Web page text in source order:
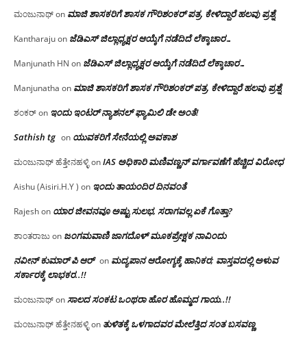
ಮಂಜುನಾಥ್on ಮಾಜಿ ಶಾಸಕರಿಗೆ ಶಾಸಕ ಗೌರಿಶಂಕರ್ ಪತ್ರ, ಕೇಳಿದ್ದಾರೆ ಹಲವು ಪ್ರಶ್ನೆ
Kantharajuon ಜೆಡಿಎಸ್ ಜಿಲ್ಲಾಧ್ಯಕ್ಷರ ಆಯ್ಕೆಗೆ ನಡೆದಿದೆ ಲೆಕ್ಕಾಚಾರ…
Manjunath HN on ಜೆಡಿಎಸ್ ಜಿಲ್ಲಾಧ್ಯಕ್ಷರ ಆಯ್ಕೆಗೆ ನಡೆದಿದೆ ಲೆಕ್ಕಾಚಾರ…
Manjunatha on ಮಾಜಿ ಶಾಸಕರಿಗೆ ಶಾಸಕ ಗೌರಿಶಂಕರ್ ಪತ್ರ, ಕೇಳಿದ್ದಾರೆ ಹಲವು ಪ್ರಶ್ನೆ
ಶಂಕರ್on ಇಂದು ಇಂಟರ್ ನ್ಯಾಶನಲ್ ಫ್ಯಾಮಿಲಿ ಡೇ ಅಂತೆ!
Sathish tg on ಯುವಕರಿಗೆ ಸೇನೆಯಲ್ಲಿ ಅವಕಾಶ
ಮಂಜುನಾಥ್ ಹೆತ್ತೇನಹಳ್ಳಿonIAS ಅಧಿಕಾರಿ ಮಣಿವಣ್ಣನ್ ವರ್ಗಾವಣೆಗೆ ಹೆಚ್ಚಿದ‌ ವಿರೋಧ
Aishu (Aisiri.H.Y ) on ಇಂದು ತಾಯಂದಿರ ದಿನವಂತೆ
Rajeshon ಯಾರ ಜೀವನವೂ ಅಷ್ಟು ಸುಲಭ, ಸರಾಗವಲ್ಲ ಏಕೆ ಗೊತ್ತಾ?
ಶಾಂತರಾಜುon ಜಂಗಮವಾಣಿ ಜಾಗದೊಳ್ ಮೂಕಪ್ರೇಕ್ಷಕ ನಾವಿಂದು
ನವೀನ್ ಕುಮಾರ್ ಪಿ ಆರ್ on ಮದ್ಯಪಾನ ಆರೋಗ್ಯಕ್ಕೆ ಹಾನಿಕರ; ವಾಸ್ತವದಲ್ಲಿ ಅಳುವ
ಸರ್ಕಾರಕ್ಕೆ ಲಾಭಕರ..!!
ಮಂಜುನಾಥ್onಸಾಲದ ಸಂಕಟ ಒಂಥರಾ ಹೊರ ಹೊಮ್ಮದ ಗಾಯ..!!
ಮಂಜುನಾಥ್ ಹೆತ್ತೇನಹಳ್ಳಿon ತುಳಿತಕ್ಕೆ ಒಳಗಾದವರ ಮೇಲೆತ್ತಿದ ಸಂತ ಬಸವಣ್ಣ